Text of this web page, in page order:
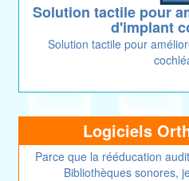
Solution tactile pour
d'implant
Solution tactile pour
Logiciels
Parce que la rééducation
Bibliothèques sonores,